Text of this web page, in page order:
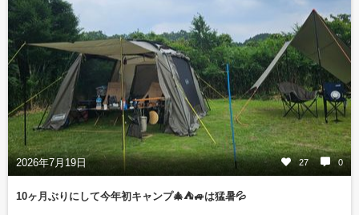
2026年7月19日 27 0
10ヶ月ぶりにして今年初キャンプ🎄⛺🚙は猛暑💦